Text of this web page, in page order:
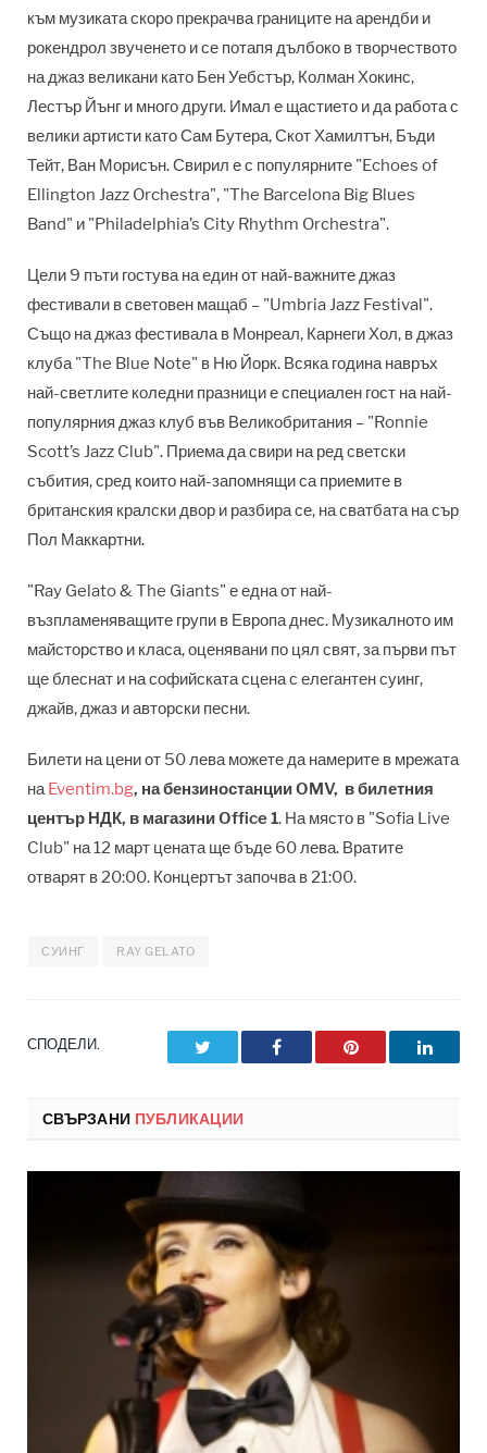
към музиката скоро прекрачва границите на арендби и
рокендрол звученето и се потапя дълбоко в творчеството
на джаз великани като Бен Уебстър, Колман Хокинс,
Лестър Йънг и много други. Имал е щастието и да работа с
велики артисти като Сам Бутера, Скот Хамилтън, Бъди
Тейт, Ван Морисън. Свирил е с популярните "Echoes of
Ellington Jazz Orchestra", "The Barcelona Big Blues
Band" и "Philadelphia’s City Rhythm Orchestra".
Цели 9 пъти гостува на един от най-важните джаз
фестивали в световен мащаб – "Umbria Jazz Festival".
Също на джаз фестивала в Монреал, Карнеги Хол, в джаз
клуба "The Blue Note" в Ню Йорк. Всяка година навръх
най-светлите коледни празници е специален гост на най-
популярния джаз клуб във Великобритания – "Ronnie
Scott’s Jazz Club". Приема да свири на ред светски
събития, сред които най-запомнящи са приемите в
британския кралски двор и разбира се, на сватбата на сър
Пол Маккартни.
"Ray Gelato & The Giants" е една от най-
възпламеняващите групи в Европа днес. Музикалното им
майсторство и класа, оценявани по цял свят, за първи път
ще блеснат и на софийската сцена с елегантен суинг,
джайв, джаз и авторски песни.
Билети на цени от 50 лева можете да намерите в мрежата
наEventim.bg, на бензиностанции OMV, в билетния
център НДК, в магазини Office 1. На място в "Sofia Live
Club" на 12 март цената ще бъде 60 лева. Вратите
отварят в 20:00. Концертът започва в 21:00.
СУИНГ RAY GELATO
СПОДЕЛИ. Facebook Pinterest
СВЪРЗАНИ ПУБЛИКАЦИИ